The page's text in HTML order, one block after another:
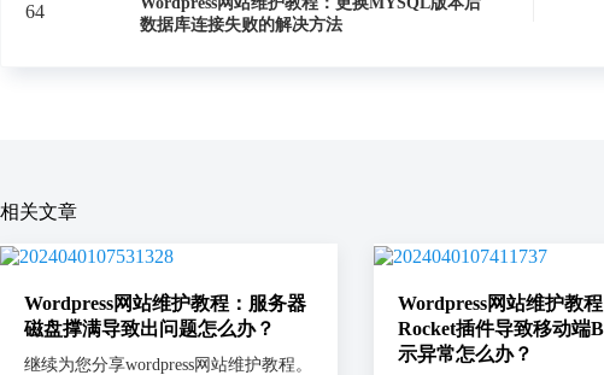
数据库连接失败的解决方法
相关文章
Wordpress网站维护教程：服务器
磁盘撑满导致出问题怎么办？
继续为您分享wordpress网站维护教程。
Wordpress网站维护教
Rocket插件导致移动端
示异常怎么办？